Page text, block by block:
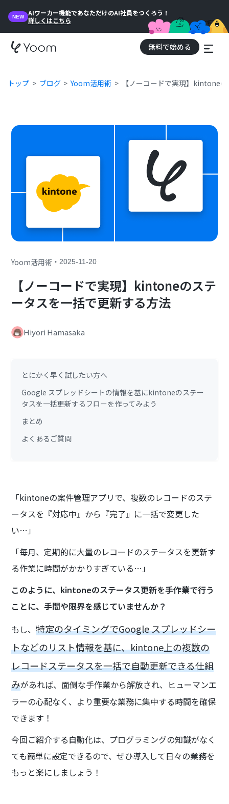
NEW
AIワーカー機能であなただけのAI社員をつくろう！
詳しくはこちら
無料で始める
トップ ブログ Yoom活用術 【ノーコードで実現】kintone
Yoom活用術 ・2025-11-20
【ノーコードで実現】kintoneのステ
ータスを一括で更新する方法
Hiyori Hamasaka
とにかく早く試したい方へ
Google スプレッドシートの情報を基にkintoneのステー
タスを一括更新するフローを作ってみよう
まとめ
よくあるご質問
「kintoneの案件管理アプリで、複数のレコードのステ
ータスを『対応中』から『完了』に一括で変更した
い…」
「毎月、定期的に大量のレコードのステータスを更新す
る作業に時間がかかりすぎている…」
このように、kintoneのステータス更新を手作業で行う
ことに、手間や限界を感じていませんか？
もし、特定のタイミングでGoogle スプレッドシー
トなどのリスト情報を基に、kintone上の複数の
レコードステータスを一括で自動更新できる仕組
みがあれば、面倒な手作業から解放され、ヒューマンエ
ラーの心配なく、より重要な業務に集中する時間を確保
できます！
今回ご紹介する自動化は、プログラミングの知識がなく
ても簡単に設定できるので、ぜひ導入して日々の業務を
もっと楽にしましょう！